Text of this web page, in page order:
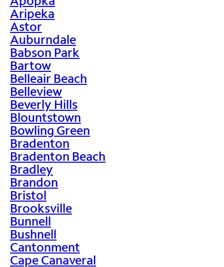
Aripeka
Astor
Auburndale
Babson Park
Bartow
Belleair Beach
Belleview
Beverly Hills
Blountstown
Bowling Green
Bradenton
Bradenton Beach
Bradley
Brandon
Bristol
Brooksville
Bunnell
Bushnell
Cantonment
Cape Canaveral